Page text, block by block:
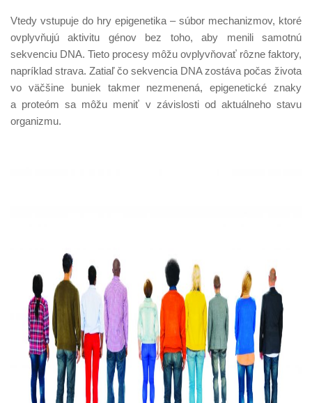
Vtedy vstupuje do hry epigenetika – súbor mechanizmov, ktoré
ovplyvňujú aktivitu génov bez toho, aby menili samotnú
sekvenciu DNA. Tieto procesy môžu ovplyvňovať rôzne faktory,
napríklad strava. Zatiaľ čo sekvencia DNA zostáva počas života
vo väčšine buniek takmer nezmenená, epigenetické znaky
a proteóm sa môžu meniť v závislosti od aktuálneho stavu
organizmu.